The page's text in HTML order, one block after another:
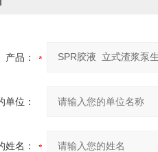
产品：
单位：
姓名：